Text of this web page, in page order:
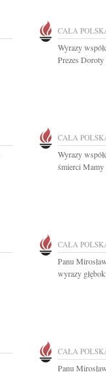
CAŁA
Wyrazy
Prezes Doroty
CAŁA
Wyrazy
śmierci Mamy
CAŁA
Panu
wyrazy
CAŁA
Panu